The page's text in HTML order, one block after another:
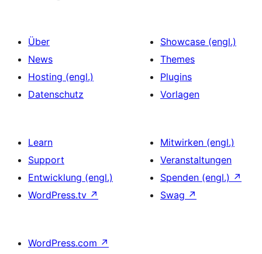
Über
News
Hosting (engl.)
Datenschutz
Showcase (engl.)
Themes
Plugins
Vorlagen
Learn
Support
Entwicklung (engl.)
WordPress.tv ↗
Mitwirken (engl.)
Veranstaltungen
Spenden (engl.) ↗
Swag ↗
WordPress.com ↗